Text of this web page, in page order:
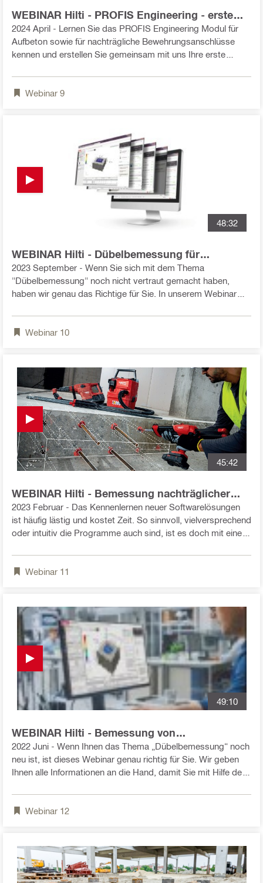
WEBINAR Hilti - PROFIS Engineering - erste
Schritte mit Beton zu Beton Verbindungen
(Rebar/ Aufbeton)
2024 April - Lernen Sie das PROFIS Engineering Modul für
Aufbeton sowie für nachträgliche Bewehrungsanschlüsse
kennen und erstellen Sie gemeinsam mit uns Ihre erste
ich bemessen? - Wie definiere ich die Fugenrauhigkeit und
weitere Bestandsbetonparameter? - Wie bestimme ich
Webinar 9
48:32
WEBINAR Hilti - Dübelbemessung für
Einsteiger mit Profis Engineering
2023 September - Wenn Sie sich mit dem Thema
"Dübelbemessung" noch nicht vertraut gemacht haben,
haben wir genau das Richtige für Sie. In unserem Webinar
durchführen und Ihnen alle wichtigen
Hintergrundinformationen zu den Randparametern für
Webinar 10
45:42
WEBINAR Hilti - Bemessung nachträglicher
Bewehrungsanschlüsse mit PROFIS
Engineering
2023 Februar - Das Kennenlernen neuer Softwarelösungen
ist häufig lästig und kostet Zeit. So sinnvoll, vielversprechend
oder intuitiv die Programme auch sind, ist es doch mit einem
Übergang von PROFIS Rebar zu PROFIS Engineering oder
gar die ersten Berührungen mit unseren Softwarelösungen
einem interaktiven Einführungswebinar.
Webinar 11
49:10
WEBINAR Hilti - Bemessung von
Befestigungssystemen mit Profis Engineering -
für Einsteiger
2022 Juni - Wenn Ihnen das Thema „Dübelbemessung“ noch
neu ist, ist dieses Webinar genau richtig für Sie. Wir geben
Ihnen alle Informationen an die Hand, damit Sie mit Hilfe der
durchführen können. Unsere Experten beantworten Ihnen live
alle Fragen und geben Ihnen wertvolle
Webinar 12